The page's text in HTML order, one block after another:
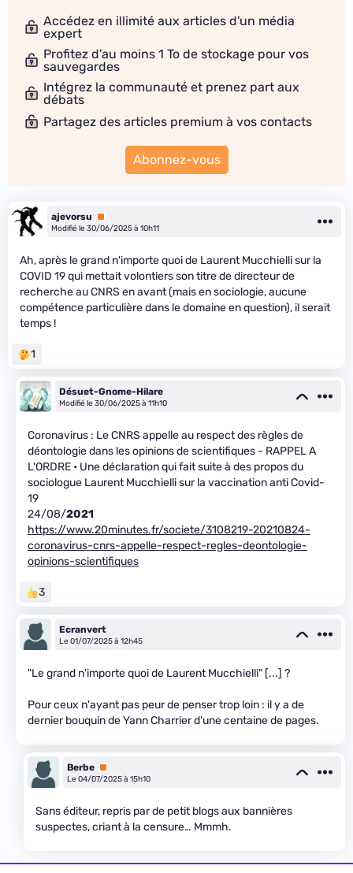
Accédez en illimité aux articles d'un média
expert
Profitez d'au moins 1 To de stockage pour vos
sauvegardes
Intégrez la communauté et prenez part aux
débats
Partagez des articles premium à vos contacts
Abonnez-vous
ajevorsu
Premium
Modifié le 30/06/2025 à 10h11
Ah, après le grand n'importe quoi de Laurent Mucchielli sur la
COVID 19 qui mettait volontiers son titre de directeur de
recherche au CNRS en avant (mais en sociologie, aucune
compétence particulière dans le domaine en question), il serait
temps !
1
Désuet-Gnome-Hilare
Modifié le 30/06/2025 à 11h10
Coronavirus : Le CNRS appelle au respect des règles de
déontologie dans les opinions de scientifiques - RAPPEL A
L'ORDRE • Une déclaration qui fait suite à des propos du
sociologue Laurent Mucchielli sur la vaccination anti Covid-
19
24/08/2021
https://www.20minutes.fr/societe/3108219-20210824-
coronavirus-cnrs-appelle-respect-regles-deontologie-
opinions-scientifiques
3
Ecranvert
Le 01/07/2025 à 12h45
"Le grand n'importe quoi de Laurent Mucchielli" [...] ?
Pour ceux n'ayant pas peur de penser trop loin : il y a de
dernier bouquin de Yann Charrier d'une centaine de pages.
Berbe Premium
Le 04/07/2025 à 15h10
Sans éditeur, repris par de petit blogs aux bannières
suspectes, criant à la censure… Mmmh.